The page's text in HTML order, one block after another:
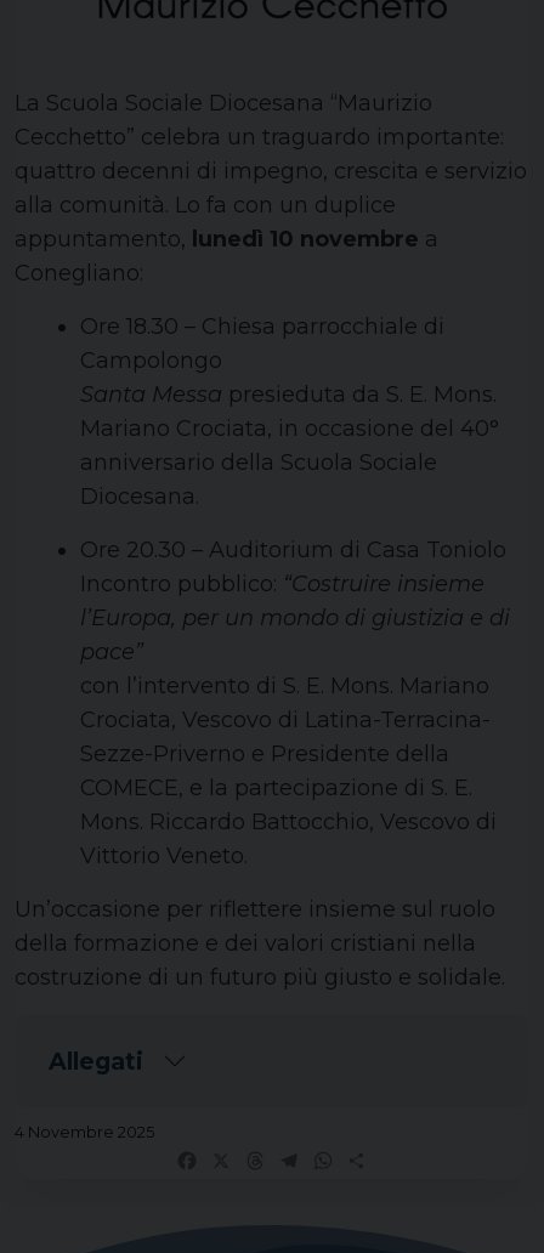
La Scuola Sociale Diocesana “Maurizio
Cecchetto” celebra un traguardo importante:
quattro decenni di impegno, crescita e servizio
alla comunità. Lo fa con un duplice
appuntamento, lunedì 10 novembre a
Conegliano:
Ore 18.30 – Chiesa parrocchiale di
Campolongo
Santa Messa presieduta da S. E. Mons.
Mariano Crociata, in occasione del 40°
anniversario della Scuola Sociale
Diocesana.
Ore 20.30 – Auditorium di Casa Toniolo
Incontro pubblico: “Costruire insieme
l’Europa, per un mondo di giustizia e di
pace”
con l’intervento di S. E. Mons. Mariano
Crociata, Vescovo di Latina-Terracina-
Sezze-Priverno e Presidente della
COMECE, e la partecipazione di S. E.
Mons. Riccardo Battocchio, Vescovo di
Vittorio Veneto.
Un’occasione per riflettere insieme sul ruolo
della formazione e dei valori cristiani nella
costruzione di un futuro più giusto e solidale.
Allegati
4 Novembre 2025